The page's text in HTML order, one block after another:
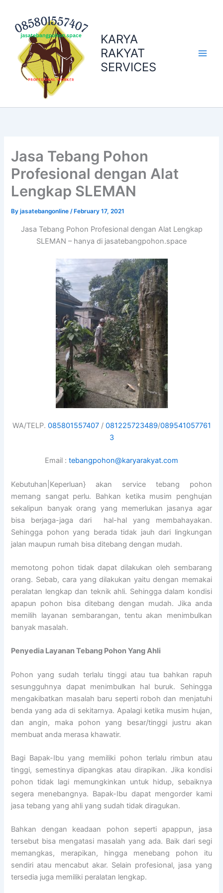
content
KARYA
RAKYAT
SERVICES
Jasa Tebang Pohon
Profesional dengan Alat
Lengkap SLEMAN
Byjasatebangonline/ February 17, 2021
Jasa Tebang Pohon Profesional dengan Alat Lengkap
SLEMAN – hanya di jasatebangpohon.space
WA/TELP. 085801557407/ 081225723489/089541057761
3
Email : tebangpohon@karyarakyat.com
Kebutuhan|Keperluan} akan service tebang pohon
memang sangat perlu. Bahkan ketika musim penghujan
sekalipun banyak orang yang memerlukan jasanya agar
bisa berjaga-jaga dari hal-hal yang membahayakan.
Sehingga pohon yang berada tidak jauh dari lingkungan
jalan maupun rumah bisa ditebang dengan mudah.
memotong pohon tidak dapat dilakukan oleh sembarang
orang. Sebab, cara yang dilakukan yaitu dengan memakai
peralatan lengkap dan teknik ahli. Sehingga dalam kondisi
apapun pohon bisa ditebang dengan mudah. Jika anda
memilih layanan sembarangan, tentu akan menimbulkan
banyak masalah.
Penyedia Layanan Tebang Pohon Yang Ahli
Pohon yang sudah terlalu tinggi atau tua bahkan rapuh
sesungguhnya dapat menimbulkan hal buruk. Sehingga
mengakibatkan masalah baru seperti roboh dan menjatuhi
benda yang ada di sekitarnya. Apalagi ketika musim hujan,
dan angin, maka pohon yang besar/tinggi justru akan
membuat anda merasa khawatir.
Bagi Bapak-Ibu yang memiliki pohon terlalu rimbun atau
tinggi, semestinya dipangkas atau dirapikan. Jika kondisi
pohon tidak lagi memungkinkan untuk hidup, sebaiknya
segera menebangnya. Bapak-Ibu dapat mengorder kami
jasa tebang yang ahli yang sudah tidak diragukan.
Bahkan dengan keadaan pohon seperti apappun, jasa
tersebut bisa mengatasi masalah yang ada. Baik dari segi
memangkas, merapikan, hingga menebang pohon itu
sendiri atau mencabut akar. Selain profesional, jasa yang
tersedia juga memiliki peralatan lengkap.